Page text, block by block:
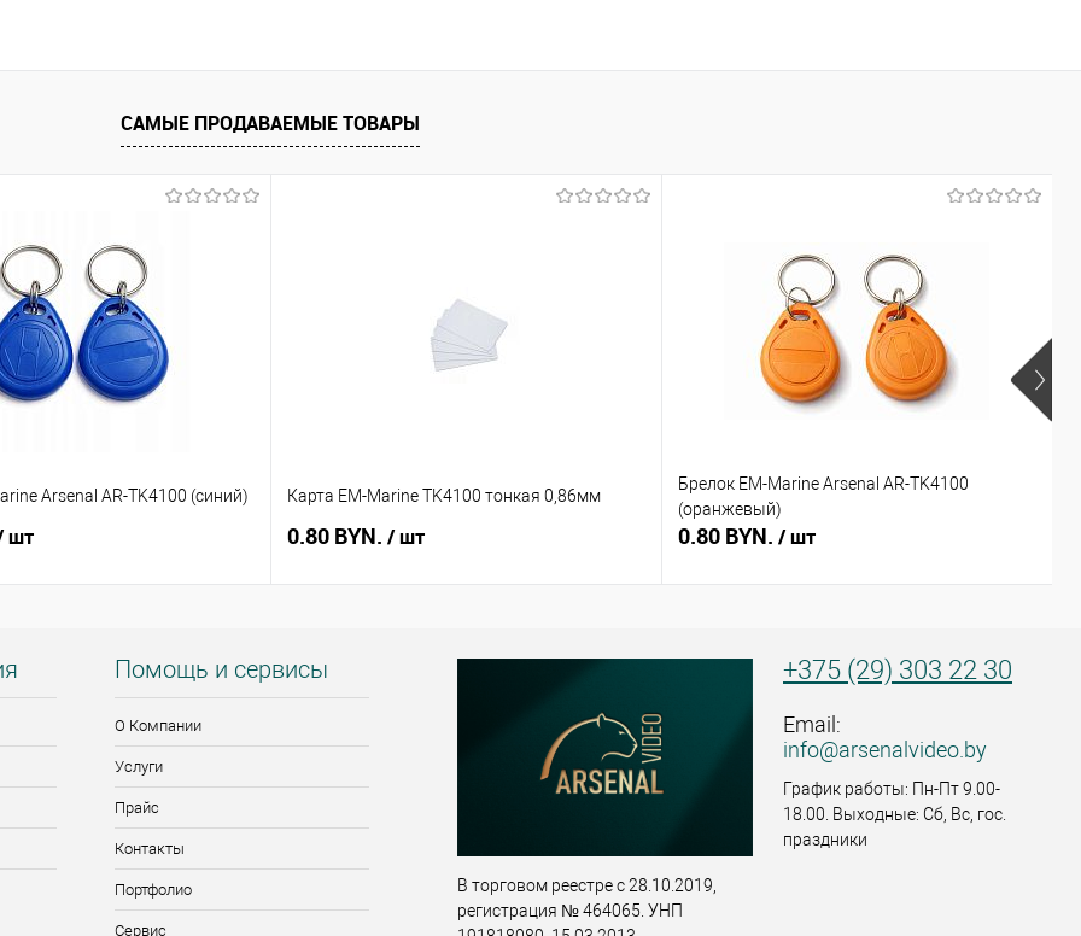
САМЫЕ ПРОДАВАЕМЫЕ ТОВАРЫ
Arsenal AR-TK4100 (синий)
шт
Карта EM-Marine TK4100 тонкая 0,86мм
0.80 BYN. / шт
Брелок EM-Marine Arsenal AR-TK4100
(оранжевый)
0.80 BYN. / шт
Помощь и сервисы
О Компании
Услуги
Прайс
Контакты
Портфолио
Сервис
В торговом реестре с 28.10.2019,
регистрация № 464065. УНП
+375 (29) 303 22 30
Email:
info@arsenalvideo.by
График работы: Пн-Пт 9.00-
18.00. Выходные: Сб, Вс, гос.
праздники